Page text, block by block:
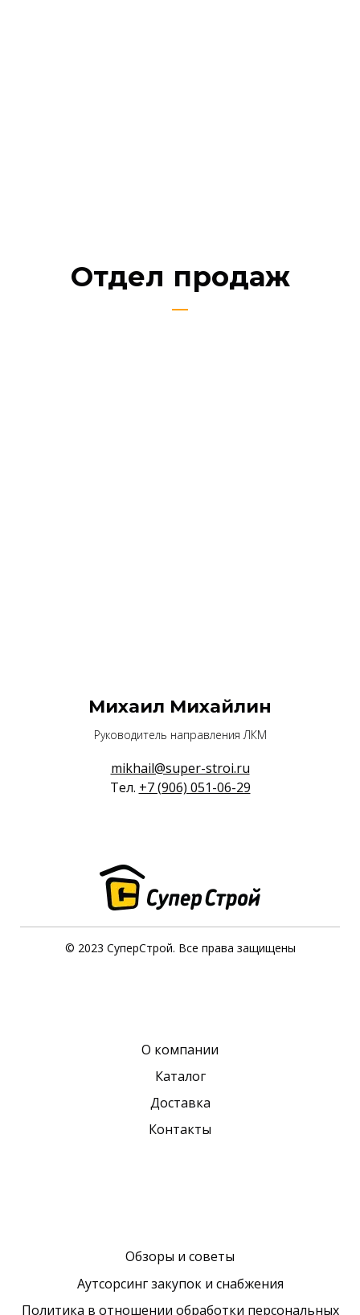
Отдел продаж
Михаил Михайлин
Руководитель направления ЛКМ
mikhail@super-stroi.ru
Тел. +7 (906) 051-06-29
© 2023 СуперСтрой. Все права защищены
О компании
Каталог
Доставка
Контакты
Обзоры и советы
Аутсорсинг закупок и снабжения
Политика в отношении обработки персональных